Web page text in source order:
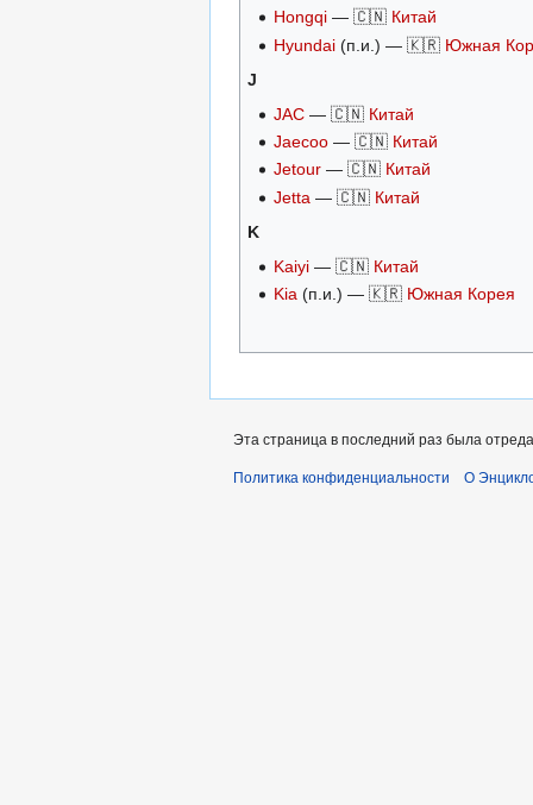
Hongqi— 🇨🇳 Китай
Hyundai(п.и.) — 🇰🇷 Южная
J
JAC— 🇨🇳 Китай
Jaecoo— 🇨🇳 Китай
Jetour— 🇨🇳 Китай
Jetta — 🇨🇳 Китай
K
Kaiyi— 🇨🇳 Китай
Kia(п.и.) — 🇰🇷 Южная Корея
Эта страница в последний раз была
Политика конфиденциальности О